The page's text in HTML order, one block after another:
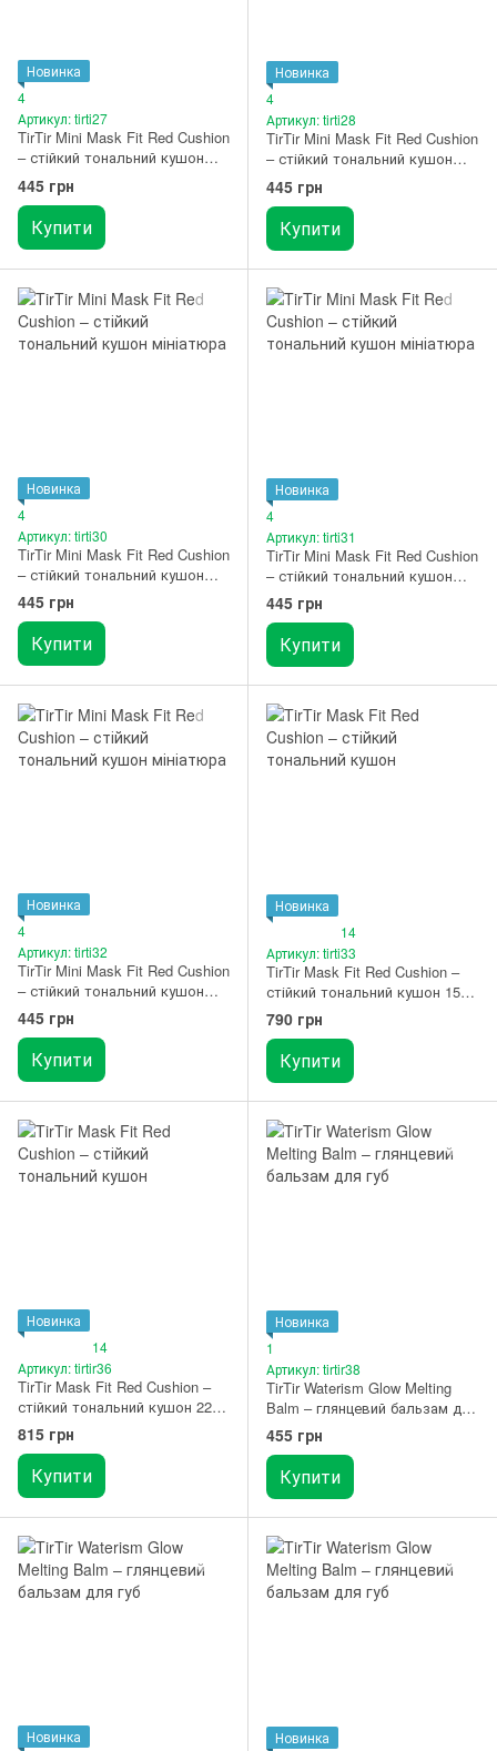
Новинка
4
Артикул: tirti27
TirTir Mini Mask Fit Red Cushion
– стійкий тональний кушон
мініатюра 17W French Vanilla
445 грн
Купити
Новинка
4
Артикул: tirti28
TirTir Mini Mask Fit Red Cushion
– стійкий тональний кушон
мініатюра 21C Cool Ivory
445 грн
Купити
Новинка
4
Артикул: tirti30
TirTir Mini Mask Fit Red Cushion
– стійкий тональний кушон
мініатюра 21W Natural Ivory
445 грн
Купити
Новинка
4
Артикул: tirti31
TirTir Mini Mask Fit Red Cushion
– стійкий тональний кушон
мініатюра 23N Sand
445 грн
Купити
Новинка
4
Артикул: tirti32
TirTir Mini Mask Fit Red Cushion
– стійкий тональний кушон
мініатюра 24W Soft Beige
445 грн
Купити
Новинка
14
Артикул: tirti33
TirTir Mask Fit Red Cushion –
стійкий тональний кушон 15C
Fair Porcelain
790 грн
Купити
Новинка
14
Артикул: tirtir36
TirTir Mask Fit Red Cushion –
стійкий тональний кушон 22N
Shell Beige
815 грн
Купити
Новинка
1
Артикул: tirtir38
TirTir Waterism Glow Melting
Balm – глянцевий бальзам для
губ 02 Merry Coral
455 грн
Купити
Новинка
Новинка